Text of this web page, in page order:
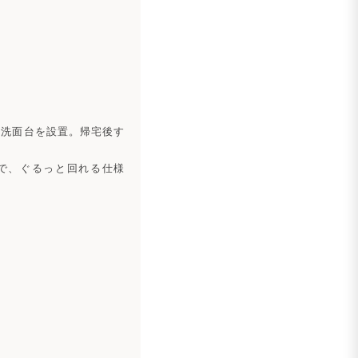
面台を設置。帰宅後す
、ぐるっと回れる仕様